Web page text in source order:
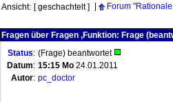
Ansicht: [ geschachtelt ] Forum
Fragen über Fragen ,Funktion: Frage
Status: (Frage) beantwortet
Datum: 15:15 Mo 24.01.2011
Autor: pc_doctor